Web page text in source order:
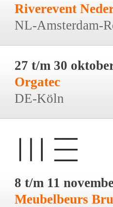
Riverevent
NL-Amsterdam-
27 t/m 30
Orgatec
DE-Köln
8 t/m 11
Meubelbeurs